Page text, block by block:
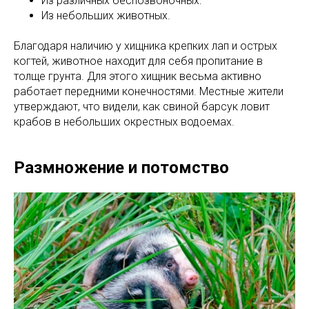
Из небольших животных.
Благодаря наличию у хищника крепких лап и острых
когтей, животное находит для себя пропитание в
толще грунта. Для этого хищник весьма активно
работает передними конечностями. Местные жители
утверждают, что видели, как свиной барсук ловит
крабов в небольших окрестных водоемах.
Размножение и потомство